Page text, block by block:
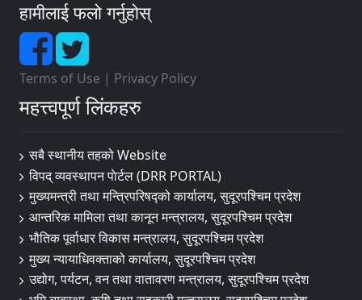
हामीलाई फलो गर्नुहोस्
Terms of Use | Privacy Policy
महत्त्वपूर्ण लिंकहरु
सबै स्थानीय तहको Website
विपद् व्यवस्थापन पाेर्टल (DRR PORTAL)
मुख्यमन्त्री तथा मन्त्रिपरिषद्को कार्यालय, सुदूरपश्चिम प्रदेश
आन्तरिक मामिला तथा कानून मन्त्रालय, सुदूरपश्चिम प्रदेश
भौतिक पूर्वाधार विकास मन्त्रालय, सुदूरपश्चिम प्रदेश
मुख्य न्यायाधिवक्ताको कार्यालय, सुदूरपश्चिम प्रदेश
उद्योग, पर्यटन, वन तथा वातावरण मन्त्रालय, सुदूरपश्चिम प्रदेश